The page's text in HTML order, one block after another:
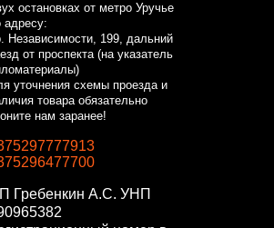
остановках от метро Уручье
адресу:
Независимости, 199, дальний
от проспекта (на указатель
уточнения схемы проезда и
товара обязательно
нам заранее!
Гребенкин А.С. УНП